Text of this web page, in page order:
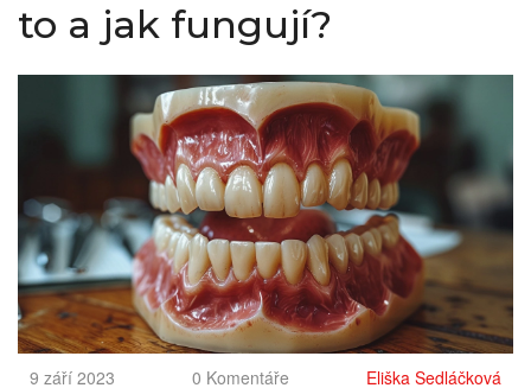
to a jak fungují?
9 září 2023 0 Komentáře Eliška Sedláčková